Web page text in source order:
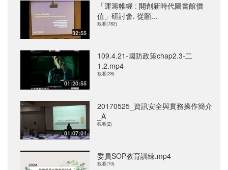
32:55
「運籌帷幄 : 開創新時代圖書館價
值」研討會. 從願...
觀看(782)
01:20:55
109.4.21-國防政策chap2.3-二
1.2.mp4
觀看(28)
01:07:01
20170525_資訊安全與實務操作簡介
_A
觀看(2)
委員SOP教育訓練.mp4
觀看(10)